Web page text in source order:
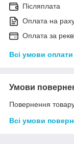
Післяплата
Оплата на
Оплата за
Всі умови оплати
Умови
Повернення
Всі умови